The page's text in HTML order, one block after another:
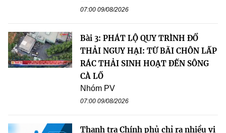
07:00 09/08/2026
Bài 3: PHÁT LỘ QUY TRÌNH ĐỔ
THẢI NGUY HẠI: TỪ BÃI CHÔN LẤP
RÁC THẢI SINH HOẠT ĐẾN SÔNG
CÀ LỒ
Nhóm PV
07:00 09/08/2026
Thanh tra Chính phủ chỉ ra nhiều vi